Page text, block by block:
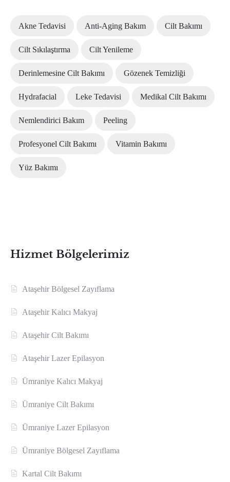
Akne Tedavisi Anti-Aging Bakım Cilt Bakımı
Cilt Sıkılaştırma Cilt Yenileme
Derinlemesine Cilt Bakımı Gözenek Temizliği
Hydrafacial Leke Tedavisi Medikal Cilt Bakımı
Nemlendirici Bakım Peeling
Profesyonel Cilt Bakımı Vitamin Bakımı
Yüz Bakımı
Hizmet Bölgelerimiz
Ataşehir Bölgesel Zayıflama
Ataşehir Kalıcı Makyaj
Ataşehir Cilt Bakımı
Ataşehir Lazer Epilasyon
Ümraniye Kalıcı Makyaj
Ümraniye Cilt Bakımı
Ümraniye Lazer Epilasyon
Ümraniye Bölgesel Zayıflama
Kartal Cilt Bakımı